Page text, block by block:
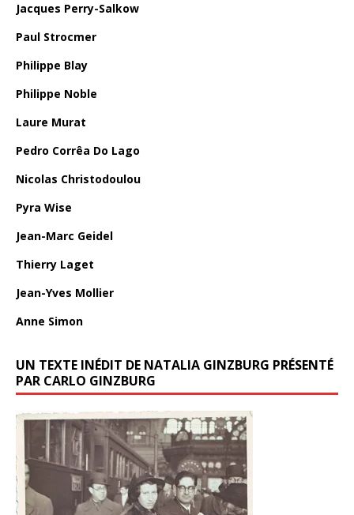
Jacques Perry-Salkow
Paul Strocmer
Philippe Blay
Philippe Noble
Laure Murat
Pedro Corrêa Do Lago
Nicolas Christodoulou
Pyra Wise
Jean-Marc Geidel
Thierry Laget
Jean-Yves Mollier
Anne Simon
UN TEXTE INÉDIT DE NATALIA GINZBURG PRÉSENTÉ
PAR CARLO GINZBURG